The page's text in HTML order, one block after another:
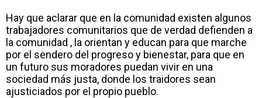
Hay que aclarar que en la comunidad existen algunos
trabajadores comunitarios que de verdad defienden a
la comunidad , la orientan y educan para que marche
por el sendero del progreso y bienestar, para que en
un futuro sus moradores puedan vivir en una
sociedad más justa, donde los traidores sean
ajusticiados por el propio pueblo.